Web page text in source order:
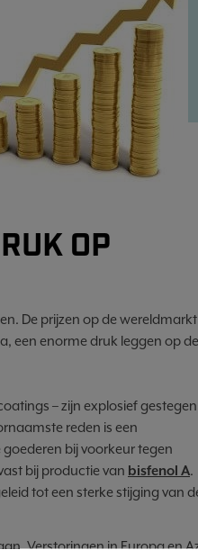
OP
De prijzen op de wereldmarkt
een enorme druk leggen op de
– zijn explosief
reden is een
bij voorkeur tegen
bij productie van bisfenol A.
tot een sterke stijging van
Verstoringen in Europa en